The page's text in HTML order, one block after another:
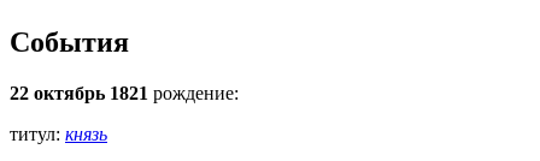
События
22 октябрь 1821 рождение:
титул: князь